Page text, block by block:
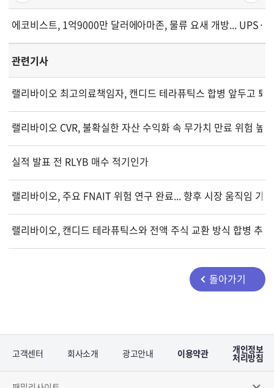
에코비스트, 1억9000만 달러에 이네오스 칼라브리안 인수 추진
아마존, 물류 요새 개방... UPS·
관련기사
랠리바이오 최고의료책임자, 캔디드 테라퓨틱스 합병 앞두고 퇴
랠리바이오 CVR, 불확실한 자산 수익화 속 무가치 만료 위험 높아
실적 발표 전 RLYB 매수 적기인가
랠리바이오, 주요 FNAIT 위험 연구 완료... 향후 시장 움직임 기
랠리바이오, 캔디드 테라퓨틱스와 전액 주식 교환 방식 합병 추진
돌아가기
고객센터 회사소개 광고안내 이용약관 개인정보
처리방침